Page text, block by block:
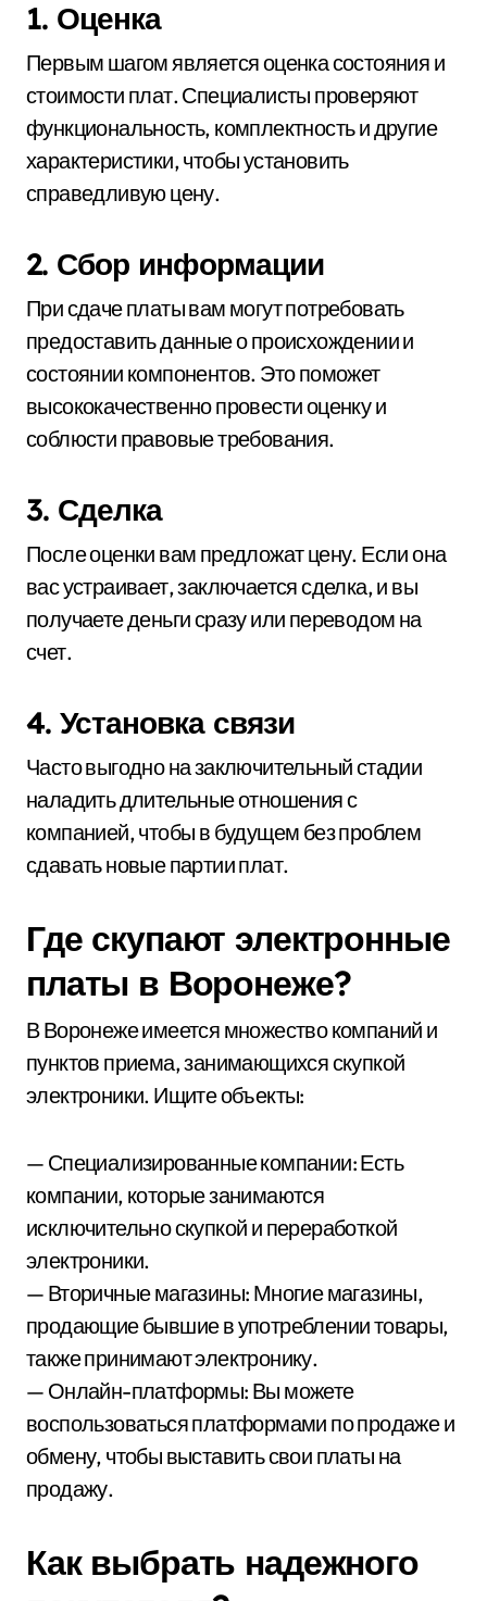
1. Оценка
Первым шагом является оценка состояния и
стоимости плат. Специалисты проверяют
функциональность, комплектность и другие
характеристики, чтобы установить
справедливую цену.
2. Сбор информации
При сдаче платы вам могут потребовать
предоставить данные о происхождении и
состоянии компонентов. Это поможет
высококачественно провести оценку и
соблюсти правовые требования.
3. Сделка
После оценки вам предложат цену. Если она
вас устраивает, заключается сделка, и вы
получаете деньги сразу или переводом на
счет.
4. Установка связи
Часто выгодно на заключительный стадии
наладить длительные отношения с
компанией, чтобы в будущем без проблем
сдавать новые партии плат.
Где скупают электронные
платы в Воронеже?
В Воронеже имеется множество компаний и
пунктов приема, занимающихся скупкой
электроники. Ищите объекты:
— Специализированные компании: Есть
компании, которые занимаются
исключительно скупкой и переработкой
электроники.
— Вторичные магазины: Многие магазины,
продающие бывшие в употреблении товары,
также принимают электронику.
— Онлайн-платформы: Вы можете
воспользоваться платформами по продаже и
обмену, чтобы выставить свои платы на
продажу.
Как выбрать надежного